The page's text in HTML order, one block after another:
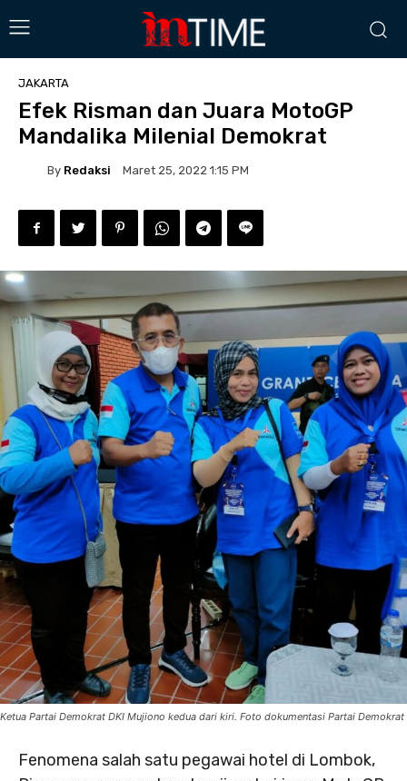
JAKARTA
Efek Risman dan Juara MotoGP
Mandalika Milenial Demokrat
By Redaksi Maret 25, 2022 1:15 PM
Ketua Partai Demokrat DKI Mujiono kedua dari kiri. Foto dokumentasi Partai Demokrat
Fenomena salah satu pegawai hotel di Lombok,